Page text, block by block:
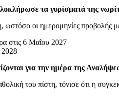
τα γυρίσματά της
οι ημερομηνίες προβολής
στις 6 Μαΐου 2027
2028
για την ημέρα της
του πίστη, τόνισε ότι η